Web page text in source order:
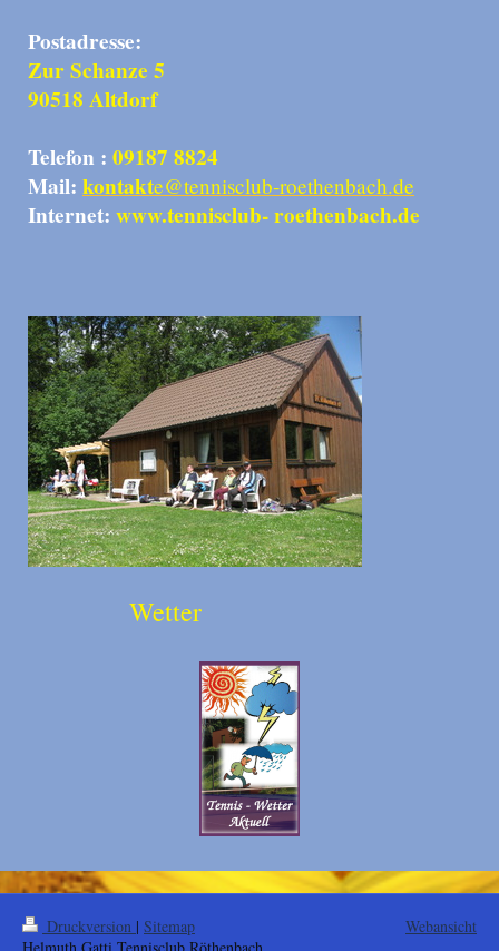
Postadresse:
Zur Schanze 5
90518 Altdorf
Telefon : 09187 8824
Mail: kontakte@tennisclub-roethenbach.de
Internet: www.tennisclub- roethenbach.de
Wetter
Druckversion | Sitemap
Helmuth Gatti Tennisclub Röthenbach
Webansicht